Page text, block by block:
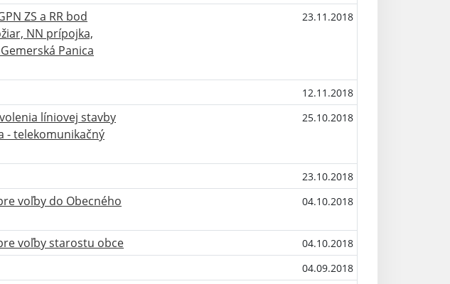
ZS a RR bod
NN prípojka,
Panica
23.11.2018
12.11.2018
líniovej stavby
- telekomunikačný
25.10.2018
23.10.2018
voľby do Obecného
04.10.2018
voľby starostu obce 04.10.2018
04.09.2018